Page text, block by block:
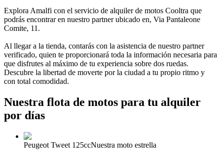
Explora Amalfi con el servicio de alquiler de motos Cooltra que
podrás encontrar en nuestro partner ubicado en, Via Pantaleone
Comite, 11.
Al llegar a la tienda, contarás con la asistencia de nuestro partner
verificado, quien te proporcionará toda la información necesaria para
que disfrutes al máximo de tu experiencia sobre dos ruedas.
Descubre la libertad de moverte por la ciudad a tu propio ritmo y
con total comodidad.
Nuestra flota de motos para tu alquiler
por días
Peugeot Tweet 125ccNuestra moto estrella